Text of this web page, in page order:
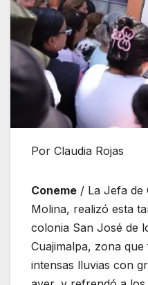
Por Claudia Rojas
Coneme / La Jefa de
Molina, realizó esta
colonia San José de
Cuajimalpa, zona
intensas lluvias con